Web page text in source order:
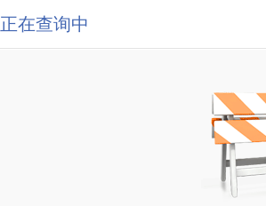
正在查询中